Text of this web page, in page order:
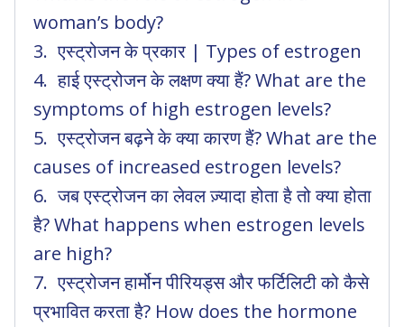
woman’s body?
एस्ट्रोजन के प्रकार | Types of estrogen
हाई एस्ट्रोजन के लक्षण क्या हैं? What are the
symptoms of high estrogen levels?
एस्ट्रोजन बढ़ने के क्या कारण हैं? What are the
causes of increased estrogen levels?
जब एस्ट्रोजन का लेवल ज़्यादा होता है तो क्या होता
है? What happens when estrogen levels
are high?
एस्ट्रोजन हार्मोन पीरियड्स और फर्टिलिटी को कैसे
प्रभावित करता है? How does the hormone